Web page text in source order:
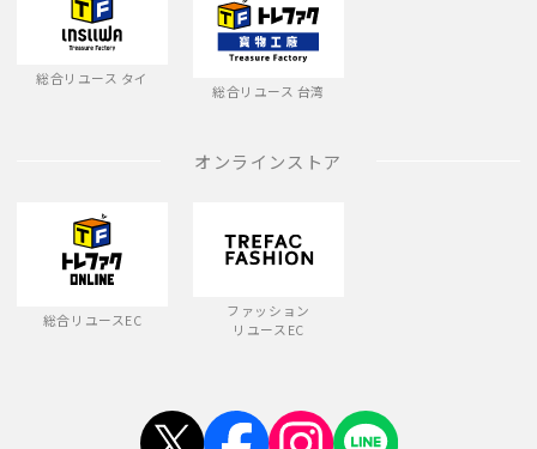
総合リユース タイ
総合リユース 台湾
オンラインストア
総合リユースEC
ファッション
リユースEC